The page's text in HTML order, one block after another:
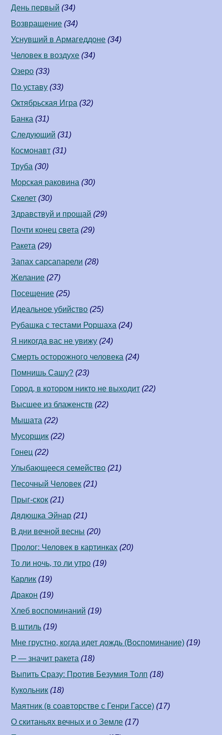
День первый (34)
Возвращение (34)
Уснувший в Армагеддоне (34)
Человек в воздухе (34)
Озеро (33)
По уставу (33)
Октябрьская Игра (32)
Банка (31)
Следующий (31)
Космонавт (31)
Труба (30)
Морская раковина (30)
Скелет (30)
Здравствуй и прощай (29)
Почти конец света (29)
Ракета (29)
Запах сарсапарели (28)
Желание (27)
Посещение (25)
Идеальное убийство (25)
Рубашка с тестами Роршаха (24)
Я никогда вас не увижу (24)
Смерть осторожного человека (24)
Помнишь Сашу? (23)
Город, в котором никто не выходит (22)
Высшее из блаженств (22)
Мышата (22)
Мусорщик (22)
Гонец (22)
Улыбающееся семейство (21)
Песочный Человек (21)
Прыг-скок (21)
Дядюшка Эйнар (21)
В дни вечной весны (20)
Пролог: Человек в картинках (20)
То ли ночь, то ли утро (19)
Карлик (19)
Дракон (19)
Хлеб воспоминаний (19)
В штиль (19)
Мне грустно, когда идет дождь (Воспоминание) (19)
Р — значит ракета (18)
Выпить Сразу: Против Безумия Толп (18)
Кукольник (18)
Маятник (в соавторстве c Генри Гассе) (17)
О скитаньях вечных и о Земле (17)